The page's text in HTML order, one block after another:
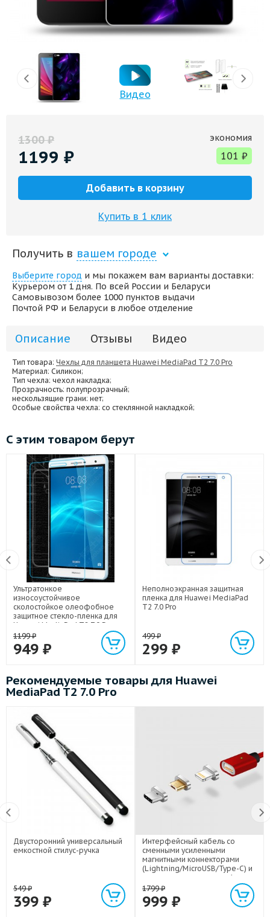
Видео
1300₽
1199 ₽
экономия
101 ₽
Добавить в корзину
Купить в 1 клик
Получить в вашем городе
Выберите город и мы покажем вам варианты доставки:
Курьером от 1 дня. По всей России и Беларуси
Самовывозом более 1000 пунктов выдачи
Почтой РФ и Беларуси в любое отделение
Описание Отзывы Видео
Тип товара: Чехлы для планшета Huawei MediaPad T2 7.0 Pro
Материал: Силикон;
Тип чехла: чехол накладка;
Прозрачность: полупрозрачный;
нескользящие грани: нет;
Особые свойства чехла: со стеклянной накладкой;
С этим товаром берут
Ультратонкое
износоустойчивое
сколостойкое олеофобное
защитное стекло-пленка для
Huawei MediaPad T2 7.0 Pro
1199₽
949 ₽
Неполноэкранная защитная
пленка для Huawei MediaPad
T2 7.0 Pro
499₽
299 ₽
Рекомендуемые товары для Huawei
MediaPad T2 7.0 Pro
Двусторонний универсальный
емкостной стилус-ручка
549₽
399 ₽
Интерфейсный кабель со
сменными усиленными
магнитными коннекторами
(Lightning/MicroUSB/Type-C) и
световым индикатором 1м
1799₽
999 ₽